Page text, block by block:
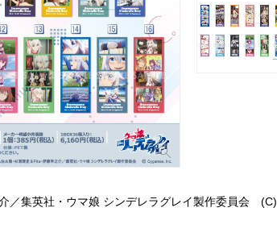
／集英社・ウマ娘 シンデレラグレイ製作委員会 (C)